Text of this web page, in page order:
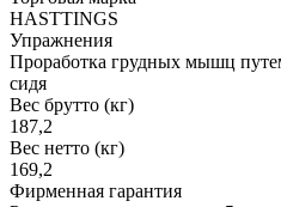
HASTTINGS
Упражнения
Проработка грудных мышц
сидя
Вес брутто (кг)
187,2
Вес нетто (кг)
169,2
Фирменная гарантия